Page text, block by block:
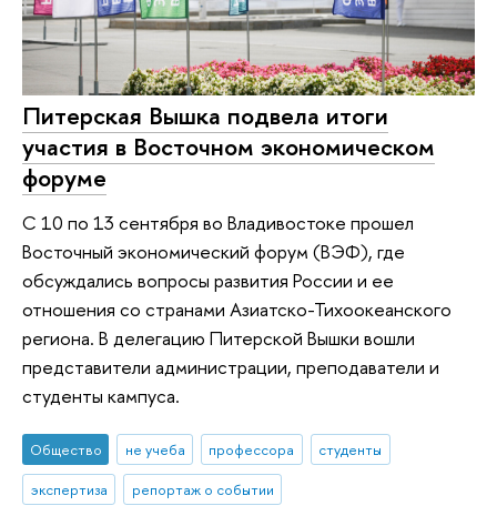
Питерская Вышка подвела итоги
участия в Восточном экономическом
форуме
С 10 по 13 сентября во Владивостоке прошел
Восточный экономический форум (ВЭФ), где
обсуждались вопросы развития России и ее
отношения со странами Азиатско-Тихоокеанского
региона. В делегацию Питерской Вышки вошли
представители администрации, преподаватели и
студенты кампуса.
Общество не учеба профессора
студенты
экспертиза
репортаж о событии